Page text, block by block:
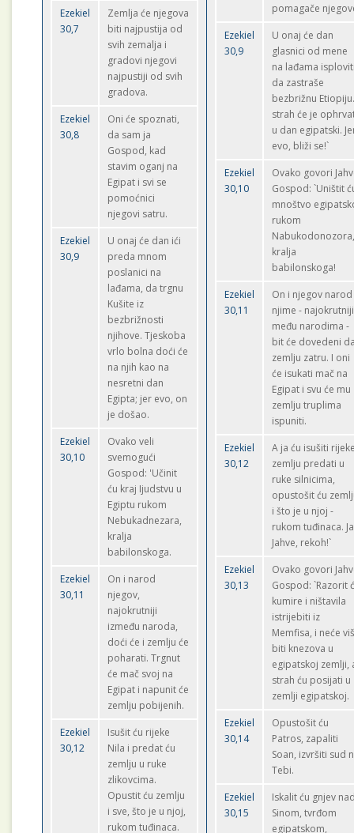
Ezekiel
30,7
Zemlja će njegova
biti najpustija od
svih zemalja i
gradovi njegovi
najpustiji od svih
gradova.
Ezekiel
30,8
Oni će spoznati,
da sam ja
Gospod, kad
stavim oganj na
Egipat i svi se
pomoćnici
njegovi satru.
Ezekiel
30,9
U onaj će dan ići
preda mnom
poslanici na
lađama, da trgnu
Kušite iz
bezbrižnosti
njihove. Tjeskoba
vrlo bolna doći će
na njih kao na
nesretni dan
Egipta; jer evo, on
je došao.
Ezekiel
30,10
Ovako veli
svemogući
Gospod: 'Učinit
ću kraj Ijudstvu u
Egiptu rukom
Nebukadnezara,
kralja
babilonskoga.
Ezekiel
30,11
On i narod
njegov,
najokrutniji
između naroda,
doći će i zemlju će
poharati. Trgnut
će mač svoj na
Egipat i napunit će
zemlju pobijenih.
Ezekiel
30,12
Isušit ću rijeke
Nila i predat ću
zemlju u ruke
zlikovcima.
Opustit ću zemlju
i sve, što je u njoj,
rukom tuđinaca.
pomagače
Ezekiel
30,9
U onaj će dan
glasnici od mene
na lađama
da zastraše
bezbrižnu
strah će je
u dan egipatski.
evo, bliži se!`
Ezekiel
30,10
Ovako govori
Gospod: `Uništit
mnoštvo
rukom
kralja
babilonskoga!
Ezekiel
30,11
On i njegov narod
njime - najokrutniji
među narodima -
bit će dovedeni
zemlju zatru. I oni
će isukati mač na
Egipat i svu će mu
zemlju truplima
ispuniti.
Ezekiel
30,12
A ja ću isušiti
zemlju predati u
ruke silnicima,
opustošit ću
i što je u njoj -
rukom tuđinaca.
Jahve, rekoh!`
Ezekiel
30,13
Ovako govori
Gospod: `Razorit
kumire i ništavila
istrijebiti iz
Memfisa, i neće
biti knezova u
egipatskoj zemlji,
strah ću posijati u
zemlji egipatskoj.
Ezekiel
30,14
Opustošit ću
Patros, zapaliti
Soan, izvršiti sud
Tebi.
Ezekiel
30,15
Iskalit ću gnjev
Sinom, tvrđom
egipatskom,